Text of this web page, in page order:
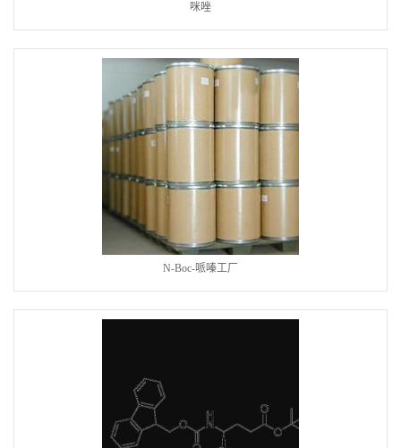
咪唑
N-Boc-哌嗪工厂